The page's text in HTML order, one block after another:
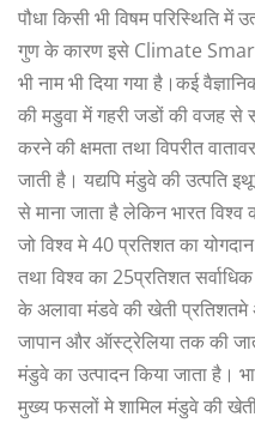
पौधा किसी भी विषम परिस्थिति में
गुण के कारण इसे Climate
भी नाम भी दिया गया है।कई
की मडुवा में गहरी जडों की वजह
करने की क्षमता तथा विपरीत
जाती है। यद्यपि मंडुवे की उत्पति
से माना जाता है लेकिन भारत
जो विश्व मे 40 प्रतिशत का
तथा विश्व का 25प्रतिशत
के अलावा मंडवे की खेती
जापान और ऑस्ट्रेलिया तक की
मंडुवे का उत्पादन किया जाता है।
मुख्य फसलों मे शामिल मंडुवे की